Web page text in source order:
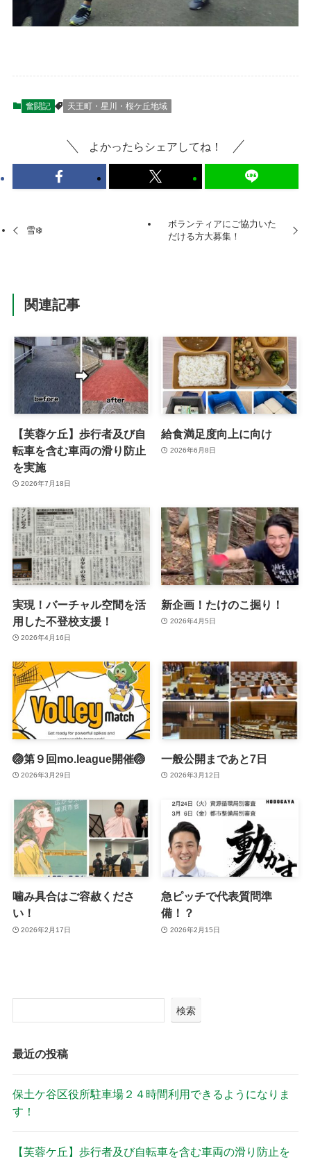
奮闘記 天王町・星川・桜ケ丘地域
よかったらシェアしてね！
雪❄️
ボランティアにご協力いた
だける方大募集！
関連記事
【芙蓉ケ丘】歩行者及び自
転車を含む車両の滑り防止
を実施
2026年7月18日
給食満足度向上に向け
2026年6月8日
実現！バーチャル空間を活
用した不登校支援！
2026年4月16日
新企画！たけのこ掘り！
2026年4月5日
🏐第９回mo.league開催🏐
2026年3月29日
一般公開まであと7日
2026年3月12日
噛み具合はご容赦くださ
い！
2026年2月17日
急ピッチで代表質問準
備！？
2026年2月15日
検索
最近の投稿
保土ケ谷区役所駐車場２４時間利用できるようになりま
す！
【芙蓉ケ丘】歩行者及び自転車を含む車両の滑り防止を